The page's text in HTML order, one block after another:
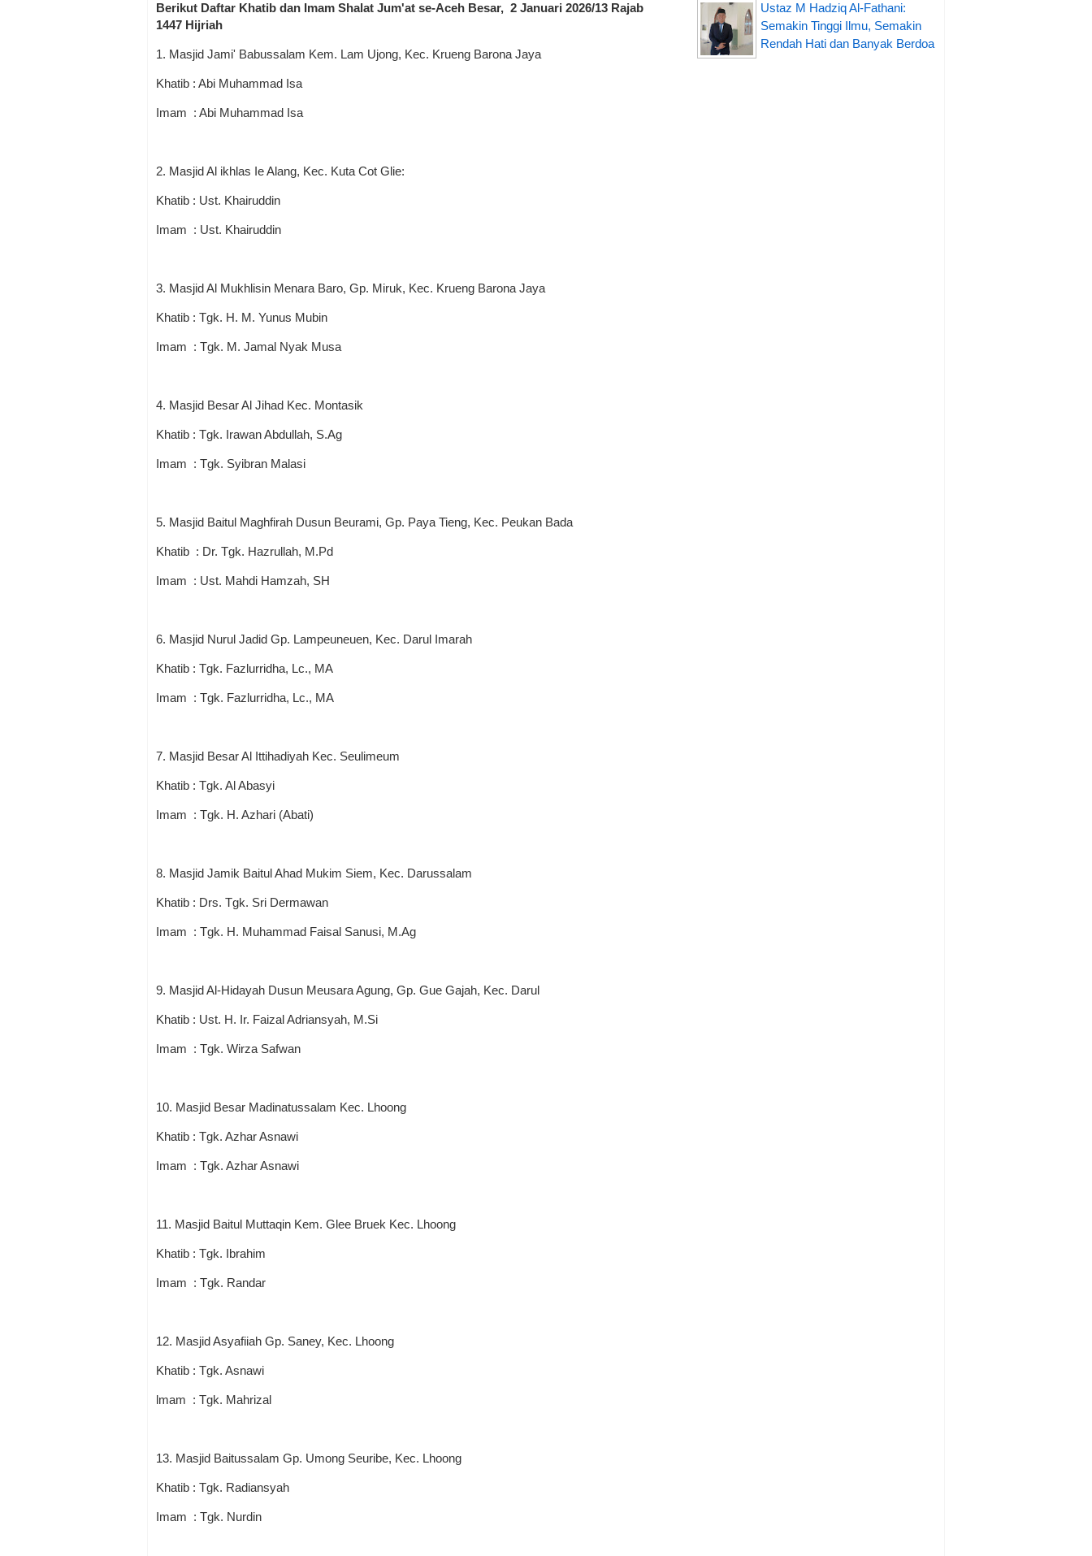
Berikut Daftar Khatib dan Imam Shalat Jum'at se-Aceh Besar, 2 Januari 2026/13 Rajab
1447 Hijriah
1. Masjid Jami' Babussalam Kem. Lam Ujong, Kec. Krueng Barona Jaya
Khatib : Abi Muhammad Isa
Imam : Abi Muhammad Isa
2. Masjid Al ikhlas Ie Alang, Kec. Kuta Cot Glie:
Khatib : Ust. Khairuddin
Imam : Ust. Khairuddin
3. Masjid Al Mukhlisin Menara Baro, Gp. Miruk, Kec. Krueng Barona Jaya
Khatib : Tgk. H. M. Yunus Mubin
Imam : Tgk. M. Jamal Nyak Musa
4. Masjid Besar Al Jihad Kec. Montasik
Khatib : Tgk. Irawan Abdullah, S.Ag
Imam : Tgk. Syibran Malasi
5. Masjid Baitul Maghfirah Dusun Beurami, Gp. Paya Tieng, Kec. Peukan Bada
Khatib : Dr. Tgk. Hazrullah, M.Pd
Imam : Ust. Mahdi Hamzah, SH
6. Masjid Nurul Jadid Gp. Lampeuneuen, Kec. Darul Imarah
Khatib : Tgk. Fazlurridha, Lc., MA
Imam : Tgk. Fazlurridha, Lc., MA
7. Masjid Besar Al Ittihadiyah Kec. Seulimeum
Khatib : Tgk. Al Abasyi
Imam : Tgk. H. Azhari (Abati)
8. Masjid Jamik Baitul Ahad Mukim Siem, Kec. Darussalam
Khatib : Drs. Tgk. Sri Dermawan
Imam : Tgk. H. Muhammad Faisal Sanusi, M.Ag
9. Masjid Al-Hidayah Dusun Meusara Agung, Gp. Gue Gajah, Kec. Darul
Khatib : Ust. H. Ir. Faizal Adriansyah, M.Si
Imam : Tgk. Wirza Safwan
10. Masjid Besar Madinatussalam Kec. Lhoong
Khatib : Tgk. Azhar Asnawi
Imam : Tgk. Azhar Asnawi
11. Masjid Baitul Muttaqin Kem. Glee Bruek Kec. Lhoong
Khatib : Tgk. Ibrahim
Imam : Tgk. Randar
12. Masjid Asyafiiah Gp. Saney, Kec. Lhoong
Khatib : Tgk. Asnawi
lmam : Tgk. Mahrizal
13. Masjid Baitussalam Gp. Umong Seuribe, Kec. Lhoong
Khatib : Tgk. Radiansyah
Imam : Tgk. Nurdin
Ustaz M Hadziq Al-Fathani:
Semakin Tinggi Ilmu, Semakin
Rendah Hati dan Banyak Berdoa